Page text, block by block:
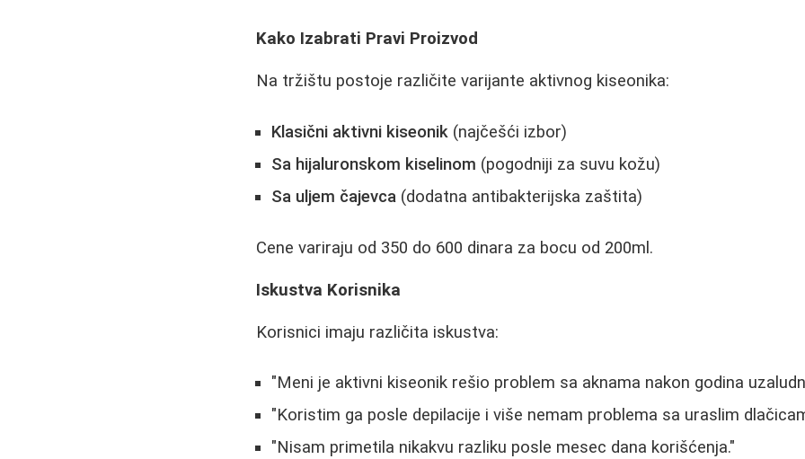
Kako Izabrati Pravi Proizvod
Na tržištu postoje različite varijante aktivnog kiseonika:
Klasični aktivni kiseonik (najčešći izbor)
Sa hijaluronskom kiselinom (pogodniji za suvu kožu)
Sa uljem čajevca (dodatna antibakterijska zaštita)
Cene variraju od 350 do 600 dinara za bocu od 200ml.
Iskustva Korisnika
Korisnici imaju različita iskustva:
"Meni je aktivni kiseonik rešio problem sa aknama nakon godina
"Koristim ga posle depilacije i više nemam problema sa uraslim
"Nisam primetila nikakvu razliku posle mesec dana korišćenja."